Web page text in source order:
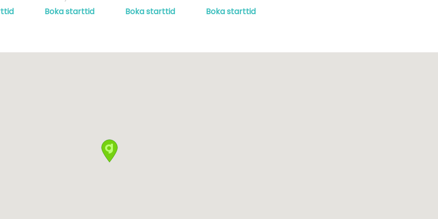
Boka starttid
Boka starttid
Boka starttid